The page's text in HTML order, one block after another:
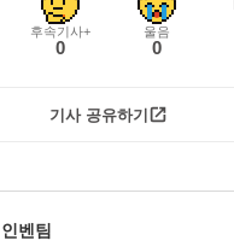
후속기사+
0
울음
0
기사 공유하기
인벤팀